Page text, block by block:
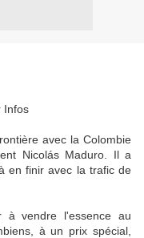
Infos
avec la Colombie
Nicolás Maduro. Il a
en finir avec la trafic de
à vendre l'essence au
à un prix spécial,